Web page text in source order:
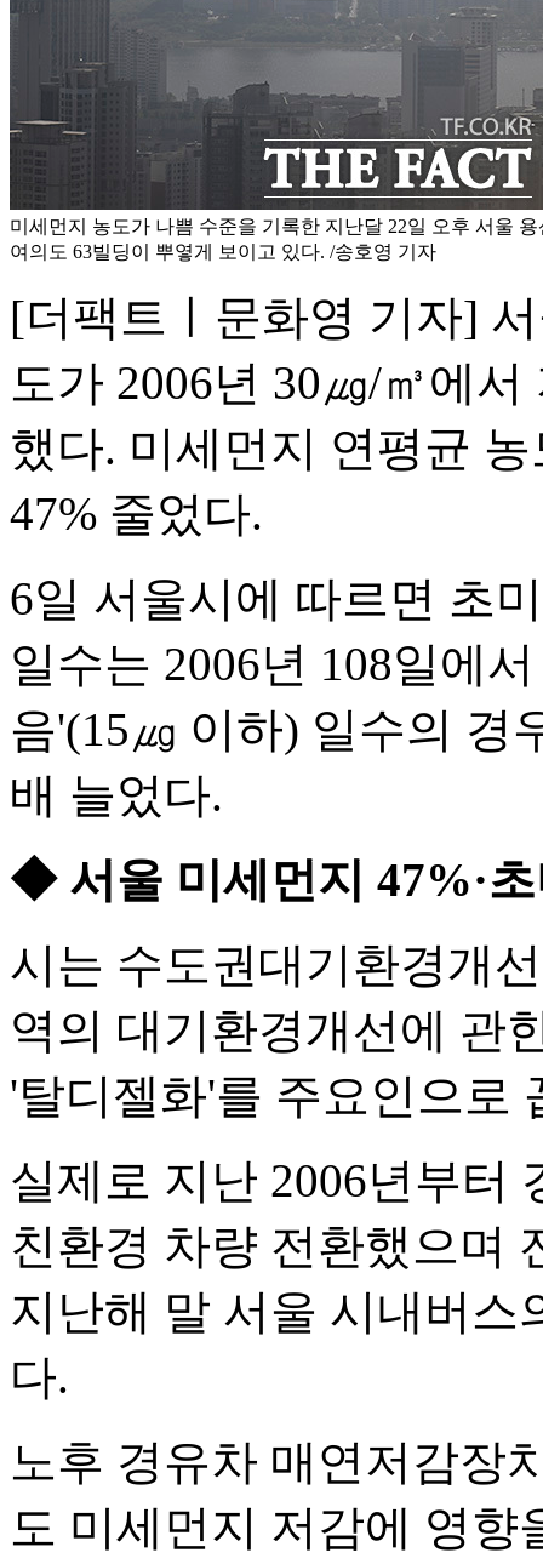
미세먼지 농도가 나쁨 수준을 기록한 지난달 22일 오후 서울
여의도 63빌딩이 뿌옇게 보이고 있다. /송호영 기자
[더팩트ㅣ문화영 기자]
도가 2006년 30㎍/㎥에
했다. 미세먼지 연평균
47% 줄었다.
6일 서울시에 따르면 초
일수는 2006년 108일에
음'(15㎍ 이하) 일수의 경
배 늘었다.
◆ 서울 미세먼지 47%·
시는 수도권대기환경개
역의 대기환경개선에 관
'탈디젤화'를 주요인으로
실제로 지난 2006년부터
친환경 차량 전환했으며
지난해 말 서울 시내버스
다.
노후 경유차 매연저감장
도 미세먼지 저감에 영향